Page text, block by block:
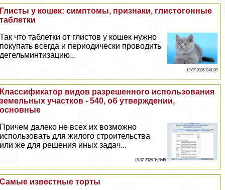
Глисты у кошек: симптомы, признаки, глистогонные
таблетки
Так что таблетки от глистов у кошек нужно
покупать всегда и периодически проводить
дегельминтизацию...
19 07 2026 7:41:20
Классификатор видов разрешенного использования
земельных участков - 540, об утверждении,
основные
Причем далеко не всех их возможно
использовать для жилого строительства
или же для решения иных задач...
18 07 2026 3:19:48
Самые известные торты